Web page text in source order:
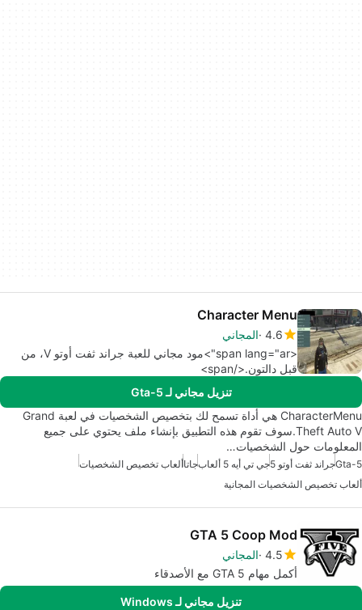
Character Menu
4.6 المجاني
<span lang="ar">مود مجاني للعبة جراند ثفت أوتو V، من
قبل دالتون.</span>
تنزيل مجاني لـ Gta-5
CharacterMenu هي أداة تسمح لك بتخصيص الشخصيات في لعبة Grand
Theft Auto V.سوف تقوم هذه التطبيق بإنشاء ملف يحتوي على جميع
المعلومات حول الشخصيات…
Gta-5جراند ثفت أوتو 5 جي تي أيه 5 ألعاب جاتاألعاب تخصيص الشخصيات
ألعاب تخصيص الشخصيات المجانية
GTA 5 Coop Mod
4.5 المجاني
أكمل مهام GTA 5 مع الأصدقاء
تنزيل مجاني لـ Windows